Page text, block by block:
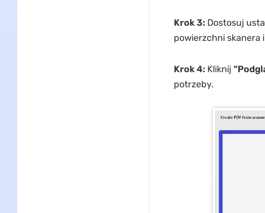
Krok 3: Dostosuj
powierzchni skanera
Krok 4: Kliknij
potrzeby.